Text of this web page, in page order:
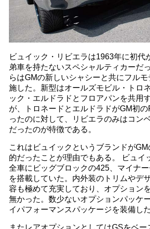
ビュイック・リビエラは1963年に初代
弟車を持たないスペシャルティカーだ
らはGMの新しいシャシーと共にフル
施した。新型はオールズモビル・トロ
ック・エルドラドとフロアパンを共用
が、トロネードとエルドラドがGM初
ったのに対して、リビエラのみはコン
だったのが特徴である。
これはビュイックというブランドが
的だったことが理由でもある。 ビュイ
全車にビッグブロックの425、マイナ
を搭載していた。内外装のトリムやデ
容も極めて充実しており、オプション
無かった。数少ないオプションパッケ
イパフォーマンスパッケージを装備し
またレアオプションとしてはGSをベ